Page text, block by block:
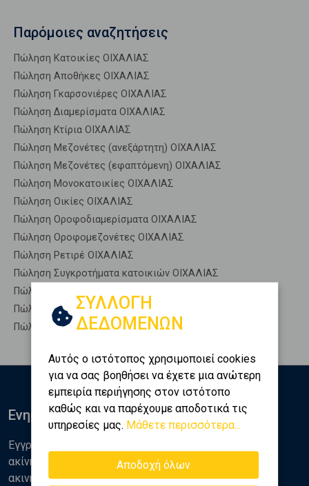
Παρόμοιες αναζητήσεις
Πώληση Κατοικίες ΟΙΧΑΛΙΑΣ
Πώληση Αποθήκες ΟΙΧΑΛΙΑΣ
Πώληση Γκαρσονιέρες ΟΙΧΑΛΙΑΣ
Πώληση Διαμερίσματα ΟΙΧΑΛΙΑΣ
Πώληση Κτίρια ΟΙΧΑΛΙΑΣ
Πώληση Μεζονέτες (ανεξάρτητη) ΟΙΧΑΛΙΑΣ
Πώληση Μεζονέτες (εφαπτόμενη) ΟΙΧΑΛΙΑΣ
Πώληση Μονοκατοικίες ΟΙΧΑΛΙΑΣ
Πώληση Οικίες ΟΙΧΑΛΙΑΣ
Πώληση Οροφοδιαμερίσματα ΟΙΧΑΛΙΑΣ
Πώληση Οροφομεζονέτες ΟΙΧΑΛΙΑΣ
Πώληση Ρετιρέ ΟΙΧΑΛΙΑΣ
Πώληση Συγκροτήματα κατοικιών ΟΙΧΑΛΙΑΣ
Πώληση Υπόγεια ΟΙΧΑΛΙΑΣ
Πώληση Υπόσκαφα ΟΙΧΑΛΙΑΣ
Πώληση Υπολ. υψουν ΟΙΧΑΛΙΑΣ
ΣΥΛΛΟΓΗ
ΔΕΔΟΜΕΝΩΝ
Αυτός ο ιστότοπος χρησιμοποιεί cookies
για να σας βοηθήσει να έχετε μια ανώτερη
εμπειρία περιήγησης στον ιστότοπο
καθώς και να παρέχουμε αποδοτικά τις
υπηρεσίες μας. Μάθετε περισσότερα...
Αποδοχή όλων
Ενημερωθείτε
Εγγραφείτε στο newsletter της Golden Home για νέα
ακίνητα, αναλύσεις και διάφορα θέματα της αγοράς
ακινήτων